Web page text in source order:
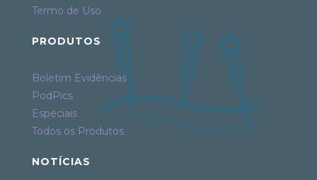
Termo de Uso
PRODUTOS
Boletim Evidências
PodPics
Especiais
Todos os Produtos
NOTÍCIAS